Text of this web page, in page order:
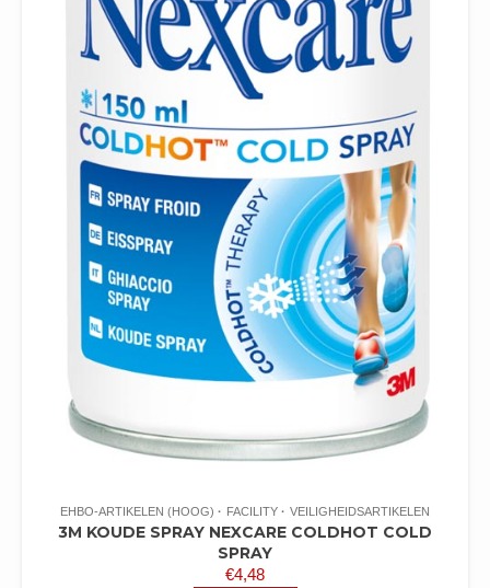
EHBO-ARTIKELEN (HOOG) FACILITY VEILIGHEIDSARTIKELEN
3M KOUDE SPRAY NEXCARE COLDHOT COLD
SPRAY
€4,48